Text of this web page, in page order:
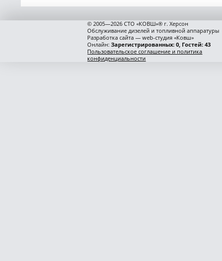
© 2005—2026 СТО «КОВШ»® г. Херсон
Обслуживание дизелей и топливной аппаратуры
Разработка сайта — web-студия «Ковш»
Онлайн:Зарегистрированных: 0, Гостей: 43
Пользовательское соглашение и политика
конфиденциальности